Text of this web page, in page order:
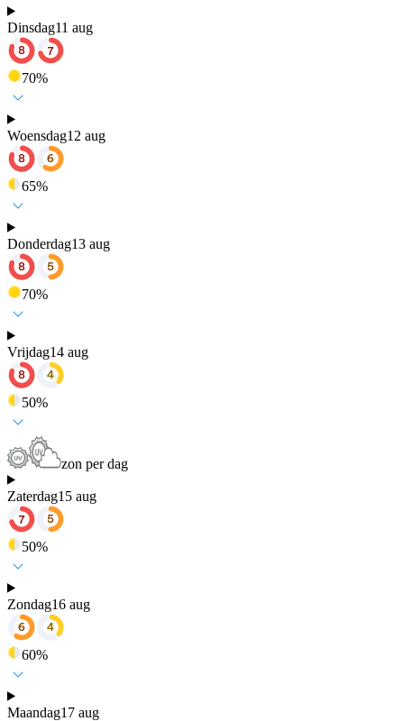
Dinsdag11 aug
70%
Woensdag12 aug
65%
Donderdag13 aug
70%
Vrijdag14 aug
50%
zon per dag
Zaterdag15 aug
50%
Zondag16 aug
60%
Maandag17 aug